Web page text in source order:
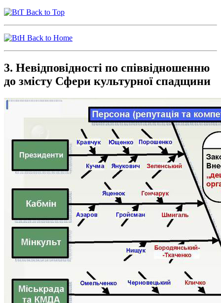
Back to Top
Back to Home
3. Невідповідності по співвідношенню
до змісту Сфери культурної спадщини